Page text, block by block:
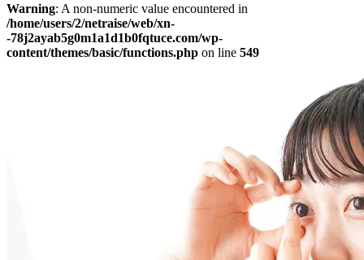
Warning: A non-numeric value encountered in
/home/users/2/netraise/web/xn-
-78j2ayab5g0m1a1d1b0fqtuce.com/wp-
content/themes/basic/functions.php on line 549